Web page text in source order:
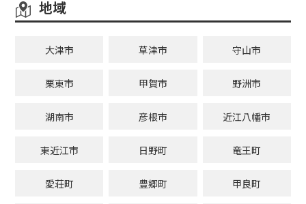
地域
大津市 草津市 守山市
栗東市 甲賀市 野洲市
湖南市 彦根市 近江八幡市
東近江市 日野町 竜王町
愛荘町 豊郷町 甲良町